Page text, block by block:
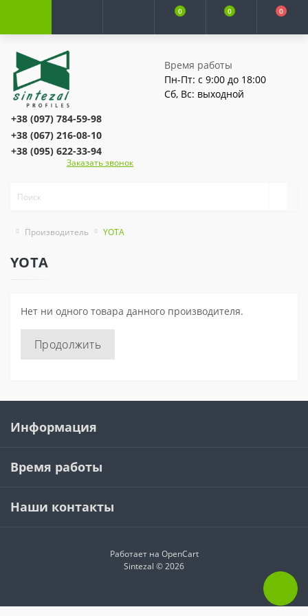
0 0 0
Время работы
Пн-Пт: с 9:00 до 18:00
Сб, Вс: выходной
+38 (097) 784-59-98
+38 (067) 216-08-10
+38 (095) 622-33-94
Заказать звонок
Производитель YOTA
YOTA
Нет ни одного товара данного производителя.
Продолжить
Информация
Время работы
Наши контакты
Работает на OpenCart
Sintezal © 2026